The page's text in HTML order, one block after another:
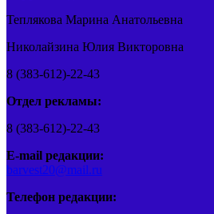
Теплякова Марина Анатольевна
Николайзина Юлия Викторовна
8 (383-612)-22-43
Отдел рекламы:
8 (383-612)-22-43
E-mail редакции:
barvest20@mail.ru
Телефон редакции: